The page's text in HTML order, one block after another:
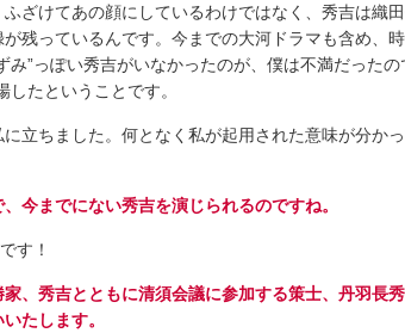
ざけてあの顔にしているわけではなく、秀吉は織
残っているんです。今までの大河ドラマも含め、
み”っぽい秀吉がいなかったのが、僕は不満だった
したということです。
立ちました。何となく私が起用された意味が分か
今までにない秀吉を演じられるのですね。
す！
、秀吉とともに清須会議に参加する策士、丹羽長秀
たします。